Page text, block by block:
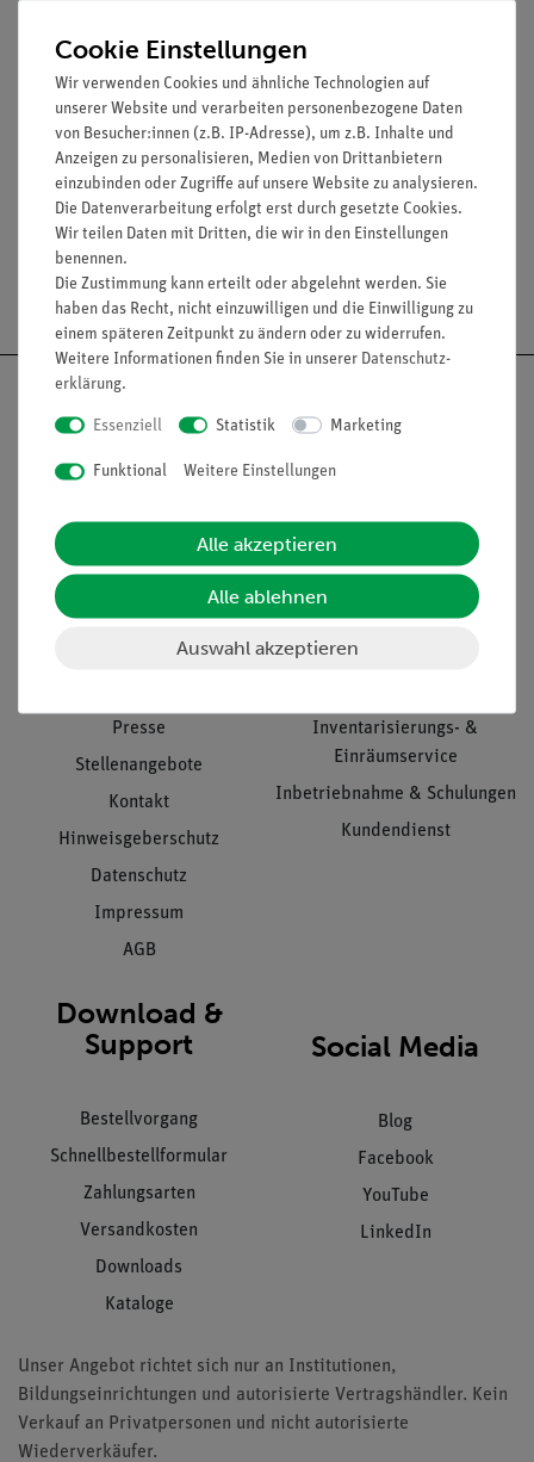
Weitergehende Beratungsangebote:
Produktberatung
Reparaturberatung
Nach oben
Informationen
Unternehmen
Presse
Stellenangebote
Kontakt
Hinweisgeberschutz
Datenschutz
Impressum
AGB
Service
Übersicht Service
Inventarisierungs- &
Einräumservice
Inbetriebnahme & Schulungen
Kundendienst
Download &
Support
Bestellvorgang
Schnellbestellformular
Zahlungsarten
Versandkosten
Downloads
Kataloge
Social Media
Blog
Facebook
YouTube
LinkedIn
Unser Angebot richtet sich nur an Institutionen,
Bildungseinrichtungen und autorisierte Vertragshändler. Kein
Verkauf an Privatpersonen und nicht autorisierte
Wiederverkäufer.
Cookie Einstellungen
Wir verwenden Cookies und ähnliche Technologien auf
unserer Website und verarbeiten personenbezogene Daten
von Besucher:innen (z.B. IP-Adresse), um z.B. Inhalte und
Anzeigen zu personalisieren, Medien von Drittanbietern
einzubinden oder Zugriffe auf unsere Website zu analysieren.
Die Datenverarbeitung erfolgt erst durch gesetzte Cookies.
Wir teilen Daten mit Dritten, die wir in den Einstellungen
benennen.
Die Zustimmung kann erteilt oder abgelehnt werden. Sie
haben das Recht, nicht einzuwilligen und die Einwilligung zu
einem späteren Zeitpunkt zu ändern oder zu widerrufen.
Weitere Informationen finden Sie in unserer Daten­schutz­
erklärung.
Essenziell Statistik Marketing
Funktional Weitere Einstellungen
Alle akzeptieren
Alle ablehnen
Auswahl akzeptieren